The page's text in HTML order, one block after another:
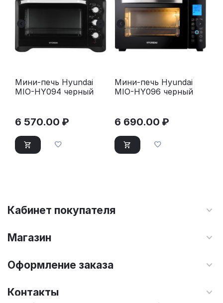
Мини-печь Hyundai
MIO-HY094 черный
6 570.00 ₽
Мини-печь Hyundai
MIO-HY096 черный
6 690.00 ₽
Кабинет покупателя
Магазин
Оформление заказа
Контакты